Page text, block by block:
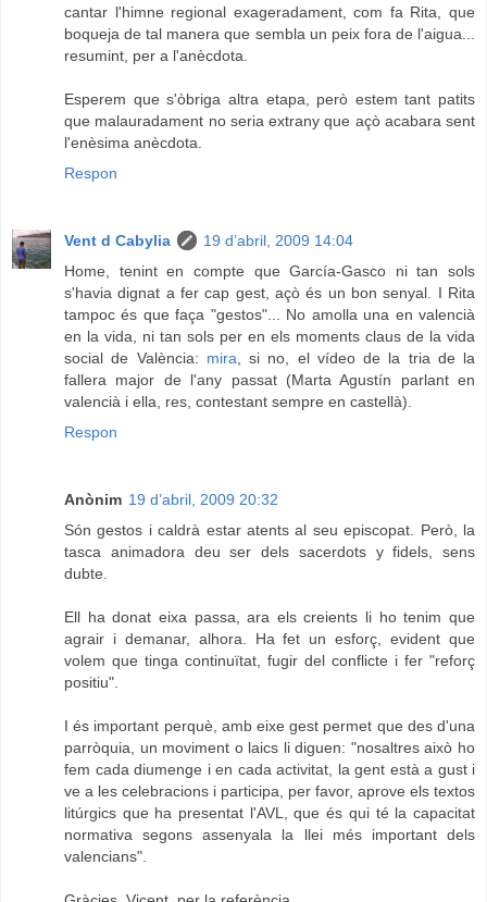
cantar l'himne regional exageradament, com fa Rita, que
boqueja de tal manera que sembla un peix fora de l'aigua...
resumint, per a l'anècdota.
Esperem que s'òbriga altra etapa, però estem tant patits
que malauradament no seria extrany que açò acabara sent
l'enèsima anècdota.
Respon
Vent d Cabylia
19 d’abril, 2009 14:04
Home, tenint en compte que García-Gasco ni tan sols
s'havia dignat a fer cap gest, açò és un bon senyal. I Rita
tampoc és que faça "gestos"... No amolla una en valencià
en la vida, ni tan sols per en els moments claus de la vida
social de València: mira , si no, el vídeo de la tria de la
fallera major de l'any passat (Marta Agustín parlant en
valencià i ella, res, contestant sempre en castellà).
Respon
Anònim 19 d’abril, 2009 20:32
Són gestos i caldrà estar atents al seu episcopat. Però, la
tasca animadora deu ser dels sacerdots y fidels, sens
dubte.
Ell ha donat eixa passa, ara els creients li ho tenim que
agrair i demanar, alhora. Ha fet un esforç, evident que
volem que tinga continuïtat, fugir del conflicte i fer "reforç
positiu".
I és important perquè, amb eixe gest permet que des d'una
parròquia, un moviment o laics li diguen: "nosaltres això ho
fem cada diumenge i en cada activitat, la gent està a gust i
ve a les celebracions i participa, per favor, aprove els textos
litúrgics que ha presentat l'AVL, que és qui té la capacitat
normativa segons assenyala la llei més important dels
valencians".